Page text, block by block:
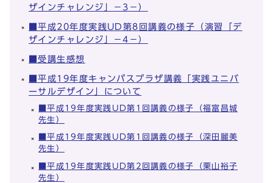
ザインチャレンジ」－3－）
■平成20年度実践UD第8回講義の様子（演習「デ
ザインチャレンジ」－4－）
■受講生感想
■平成19年度キャンパスプラザ講義「実践ユニバ
ーサルデザイン」について
■平成19年度実践UD第1回講義の様子（福富昌城
先生）
■平成19年度実践UD第1回講義の様子（深田麗美
先生）
■平成19年度実践UD第2回講義の様子（栗山裕子
先生）